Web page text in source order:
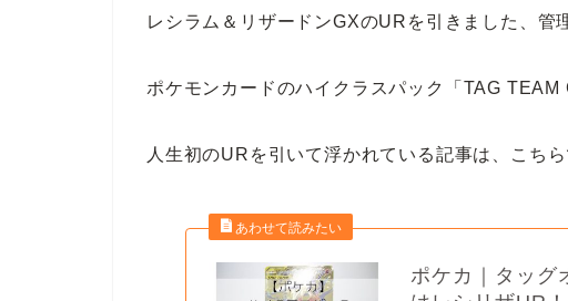
レシラム＆リザードンGXのURを引きました、管
ポケモンカードのハイクラスパック「TAG TEAM
人生初のURを引いて浮かれている記事は、こちら
ポケカ｜タッグ